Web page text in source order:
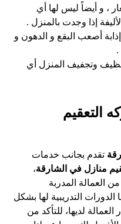
، و أيضاً ليس لها أي
إذا وجدت بالمنزل .
أصعب البقع و الدهون و
.
وتجفيف المنزل أي
التعقيم
تقدم بجانب خدمات
منازل في الشارقة،
العمالة المدربة
الدورات التدريبية لها بشكل
لديها، للتأكد من